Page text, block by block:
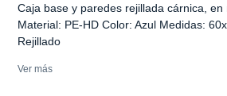
Caja base y paredes rejillada cárnica, en
Material: PE-HD Color: Azul Medidas:
Rejillado
Ver más